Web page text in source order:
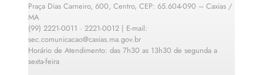
Praça Dias Carneiro, 600, Centro, CEP: 65.604-090 – Caxias /
MA
(99) 2221-0011 · 2221-0012 | E-mail:
sec.comunicacao@caxias.ma.gov.br
Horário de Atendimento: das 7h30 as 13h30 de segunda a
sexta-feira